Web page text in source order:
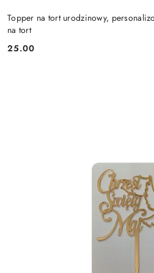
Topper na tort urodzinowy,
na tort
Cena:
25.00